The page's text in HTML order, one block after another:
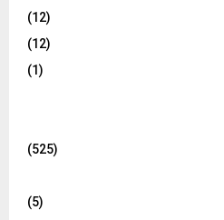
(12)
(12)
(1)
(525)
(5)